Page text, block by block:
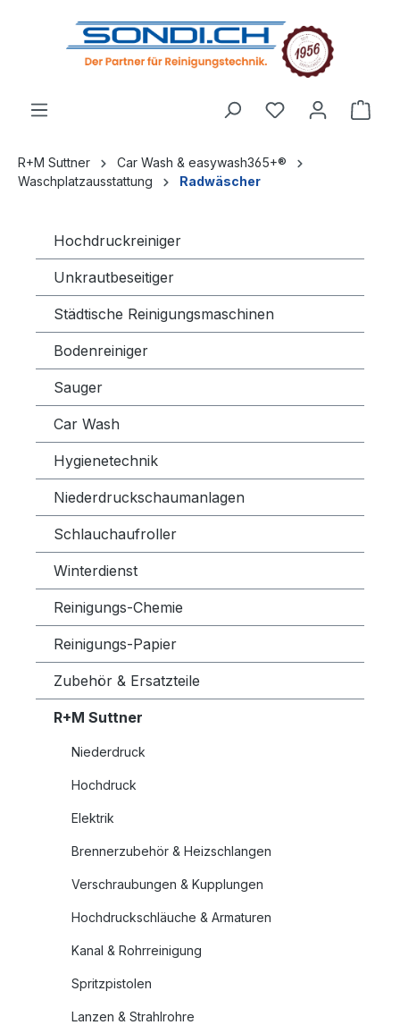
springen
R+M Suttner
Car Wash & easywash365+®
Waschplatzausstattung
Radwäscher
Hochdruckreiniger
Unkrautbeseitiger
Städtische Reinigungsmaschinen
Bodenreiniger
Sauger
Car Wash
Hygienetechnik
Niederdruckschaumanlagen
Schlauchaufroller
Winterdienst
Reinigungs-Chemie
Reinigungs-Papier
Zubehör & Ersatzteile
R+M Suttner
Niederdruck
Hochdruck
Elektrik
Brennerzubehör & Heizschlangen
Verschraubungen & Kupplungen
Hochdruckschläuche & Armaturen
Kanal & Rohrreinigung
Spritzpistolen
Lanzen & Strahlrohre